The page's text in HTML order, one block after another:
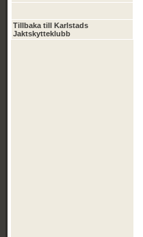
Tillbaka till Karlstads
Jaktskytteklubb